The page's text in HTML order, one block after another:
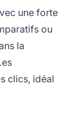
une forte
ou
la
clics, idéal